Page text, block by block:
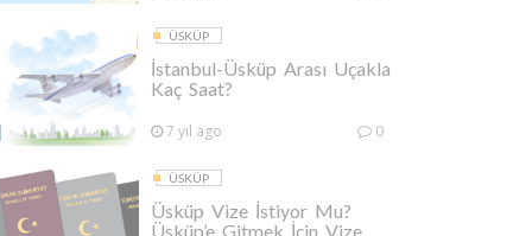
ÜSKÜP
İstanbul-Üsküp Arası Uçakla
Kaç Saat?
7 yıl ago 0
ÜSKÜP
Üsküp Vize İstiyor Mu?
Üsküp’e Gitmek İçin Vize